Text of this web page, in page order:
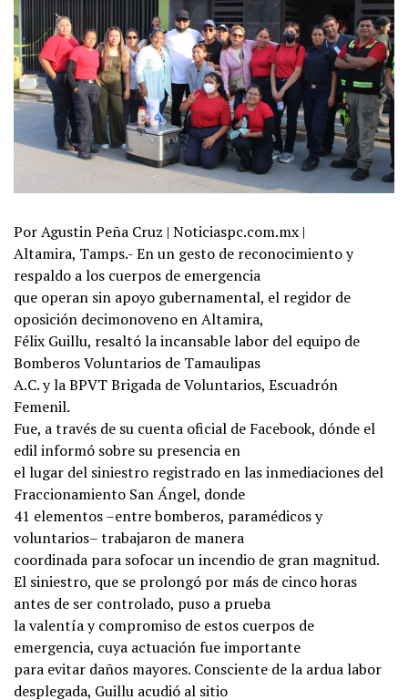
Por Agustin Peña Cruz | Noticiaspc.com.mx |
Altamira, Tamps.- En un gesto de reconocimiento y
respaldo a los cuerpos de emergencia
que operan sin apoyo gubernamental, el regidor de
oposición decimonoveno en Altamira,
Félix Guillu, resaltó la incansable labor del equipo de
Bomberos Voluntarios de Tamaulipas
A.C. y la BPVT Brigada de Voluntarios, Escuadrón
Femenil.
Fue, a través de su cuenta oficial de Facebook, dónde el
edil informó sobre su presencia en
el lugar del siniestro registrado en las inmediaciones del
Fraccionamiento San Ángel, donde
41 elementos –entre bomberos, paramédicos y
voluntarios– trabajaron de manera
coordinada para sofocar un incendio de gran magnitud.
El siniestro, que se prolongó por más de cinco horas
antes de ser controlado, puso a prueba
la valentía y compromiso de estos cuerpos de
emergencia, cuya actuación fue importante
para evitar daños mayores. Consciente de la ardua labor
desplegada, Guillu acudió al sitio